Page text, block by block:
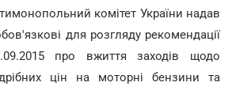
комітет України надав
для розгляду рекомендації
про вжиття заходів щодо
цін на моторні бензини та